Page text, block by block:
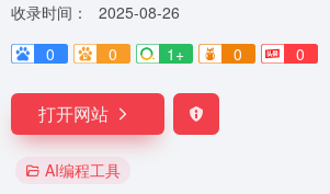
收录时间：
2025-08-26
0
0 1+ 0 0
打开网站
AI编程工具